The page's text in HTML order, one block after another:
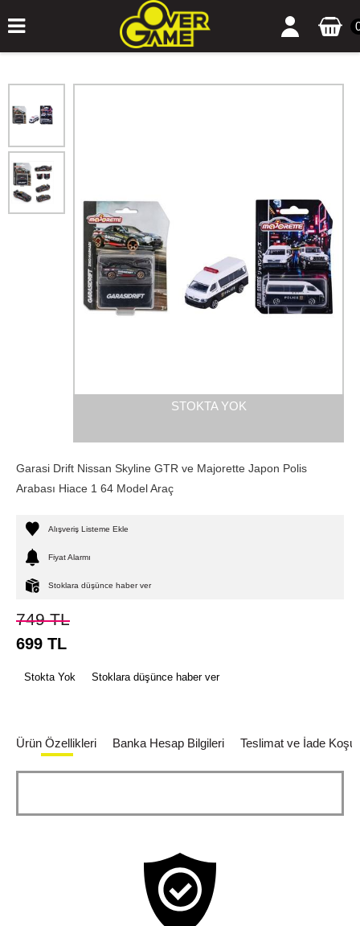
STOKTA YOK
Garasi Drift Nissan Skyline GTR ve Majorette Japon Polis
Arabası Hiace 1 64 Model Araç
Alışveriş Listeme Ekle
Fiyat Alarmı
Stoklara düşünce haber ver
749TL
699 TL
Stokta Yok Stoklara düşünce haber ver
Ürün Özellikleri Banka Hesap Bilgileri Teslimat ve İade